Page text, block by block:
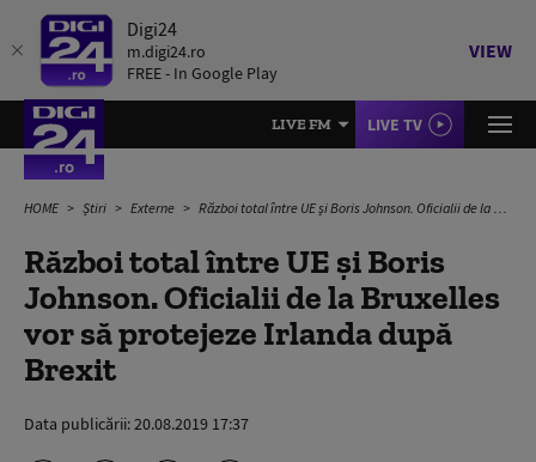
Digi24
m.digi24.ro
FREE - In Google Play
VIEW
LIVE FM LIVE TV
HOME Știri Externe Război total între UE și Boris Johnson. Oficialii de la Bruxelles vor să protejeze Irlanda după Brexit
Război total între UE și Boris
Johnson. Oficialii de la Bruxelles
vor să protejeze Irlanda după
Brexit
Data publicării:20.08.2019 17:37